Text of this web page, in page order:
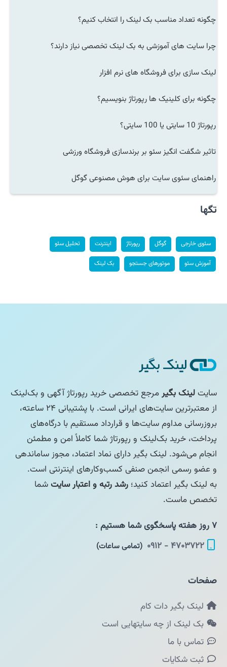
چگونه تعداد مناسب بک لینک را انتخاب کنیم؟
چرا سایت های آموزشی به بک لینک تخصصی نیاز دارند؟
لینک سازی برای فروشگاه های نرم افزار
چگونه برای کلینیک ها رپورتاژ بنویسیم؟
رپورتاژ 10 سایتی یا 100 سایتی؟
تاثیر شگفت انگیز سئو بر برندسازی فروشگاه ورزشی
راهنمای سئوی سایت برای هوش مصنوعی گوگل
تگها
سئوی خارجی گوگل رپورتاژ اینترنت تحلیل سئو
آموزش سئو موتورهای جستجو بک لینک
سایتلینک بگیرمرجع تخصصی خرید رپورتاژ آگهی و بک‌لینک
از معتبرترین سایت‌های ایرانی است. با پشتیبانی ۲۴ ساعته،
بروزرسانی مداوم سایت‌ها و قرارداد مستقیم با درگاه‌های
پرداخت، خرید بک‌لینک و رپورتاژ شما کاملاً امن و مطمئن
انجام می‌شود. لینک بگیر دارای نماد اعتماد، مجوز ساماندهی
و عضو رسمی انجمن صنفی کسب‌وکارهای اینترنتی است.
به لینک بگیر اعتماد کنید؛ رشد رتبه و اعتبار سایتشما
تخصص ماست.
۷ روز هفته پاسخگوی شما هستیم :
۴۷۰۳۷۲۲ - ۰۹۱۲
(تمامی ساعات)
صفحات
لینک بگیر دات کام
بک لینک از چه سایتهایی است
تماس با ما
ثبت شکایات